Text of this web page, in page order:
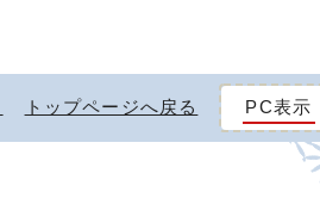
トップページへ戻る PC表示